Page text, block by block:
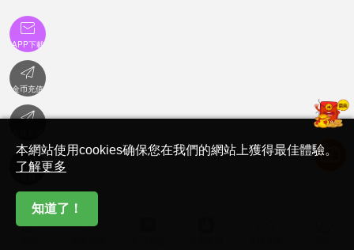
本網站使用cookies确保您在我們的網站上獲得最佳體驗。
了解更多
知道了！

APP下載

金币充值


 